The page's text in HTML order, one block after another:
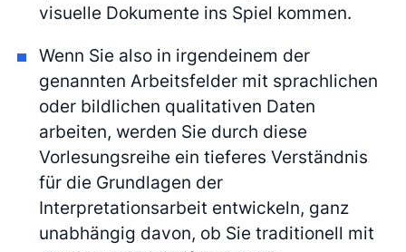
visuelle Dokumente ins Spiel kommen.
Wenn Sie also in irgendeinem der
genannten Arbeitsfelder mit sprachlichen
oder bildlichen qualitativen Daten
arbeiten, werden Sie durch diese
Vorlesungsreihe ein tieferes Verständnis
für die Grundlagen der
Interpretationsarbeit entwickeln, ganz
unabhängig davon, ob Sie traditionell mit